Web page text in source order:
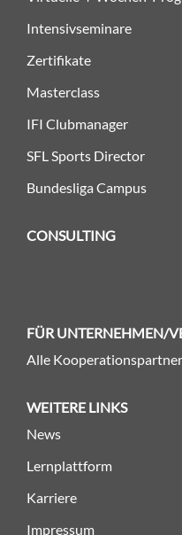
Intensivseminare
Zertifikate
Masterclass
IFI Clubmanager
SFL Sports Director
Bundesliga Campus
CONSULTING
FÜR UNTERNEHMEN/
Alle Kooperationspartner
WEITERE LINKS
News
Lernplattform
Karriere
Impressum